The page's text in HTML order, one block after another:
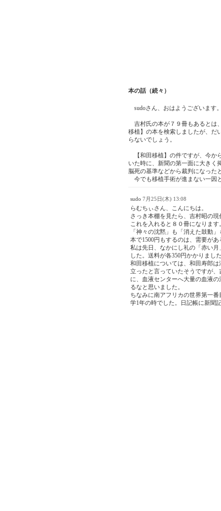
本の話（続々）
sudoさん、おはようございます
吉村氏の本が７９冊もあるとは
移植】の本を検索しましたが、だ
らないでしょう。
【和田移植】の件ですが、今か
いた時に、新聞の第一面に大き
脳死の基準などから裁判になった
今でも移植手術が進まない一因
sudo 7月25日(木) 13:08
らむちぃさん、こんにちは。
さっき本棚を見たら、吉村昭の
これを入れると８０冊になります
「神々の沈黙」も「消えた鼓動
本で1500円もするのは、需要が
私は先日、なかにし礼の「赤い
した。送料が各350円かかりまし
和田移植については、和田寿郎
立ったと言っていたそうですが
に、血液センターへ大量の血液
るなと思いました。
ちなみに南アフリカの世界第一
学1年の時でした。日記帳に新聞